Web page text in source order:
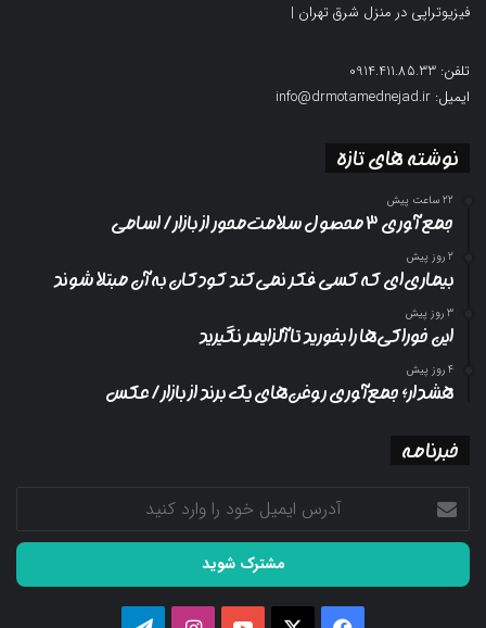
فیزیوتراپی در منزل شرق تهران |
تلفن: 0914.411.85.33
ایمیل: info@drmotamednejad.ir
نوشته های تازه
22 ساعت پیش
جمع آوری ۳ محصول سلامت‌محور از بازار/ اسامی
2 روز پیش
بیماری‌ای که کسی فکر نمی‌کند کودکان به آن مبتلا شوند
3 روز پیش
این خوراکی‌ها را بخورید تا آلزایمر نگیرید
4 روز پیش
هشدار؛ جمع‌آوری روغن‌های یک برند از بازار/ عکس
خبرنامه
آدرس
ایمیل
خود
وارد